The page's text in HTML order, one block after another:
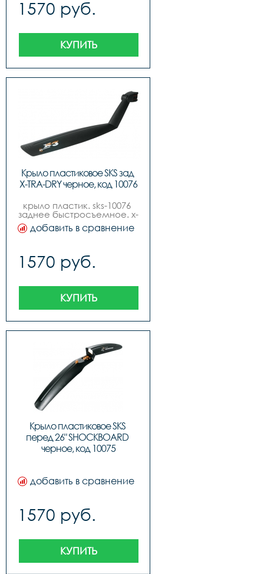
1570 руб.
КУПИТЬ
Крыло пластиковое SKS зад
X-TRA-DRY черное, код 10076
крыло пластик. sks-10076
заднее быстросъемное. x-
tra-dry 26quot германия
добавить в сравнение
1570 руб.
КУПИТЬ
Крыло пластиковое SKS
перед 26" SHOCKBOARD
черное, код 10075
добавить в сравнение
1570 руб.
КУПИТЬ